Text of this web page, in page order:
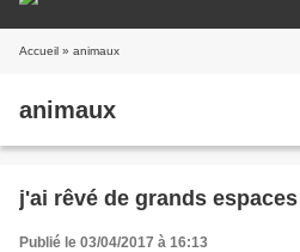
Accueil » animaux
animaux
j'ai rêvé de grands espaces
Publié le 03/04/2017 à 16:13